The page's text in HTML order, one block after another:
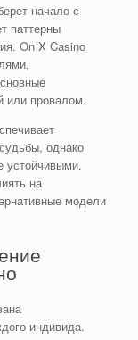
начало с
паттерны
On X Casino
или провалом.
однако
устойчивыми.
на
модели
индивида.